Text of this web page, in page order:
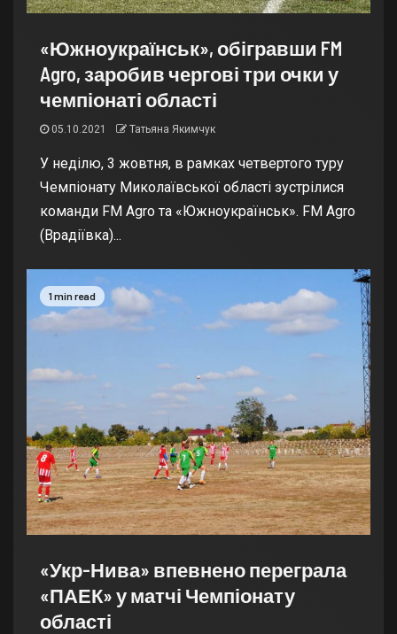
«Южноукраїнськ», обігравши FM
Agro, заробив чергові три очки у
чемпіонаті області
05.10.2021 Татьяна Якимчук
У неділю, 3 жовтня, в рамках четвертого туру
Чемпіонату Миколаївської області зустрілися
команди FM Agro та «Южноукраїнськ». FM Agro
(Врадіївка)...
1 min read
«Укр-Нива» впевнено переграла
«ПАЕК» у матчі Чемпіонату
області